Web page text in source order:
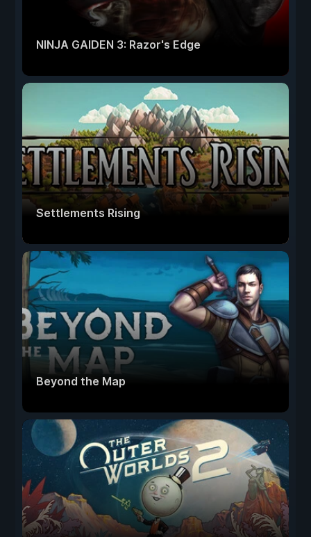
NINJA GAIDEN 3: Razor's Edge
Settlements Rising
Beyond the Map